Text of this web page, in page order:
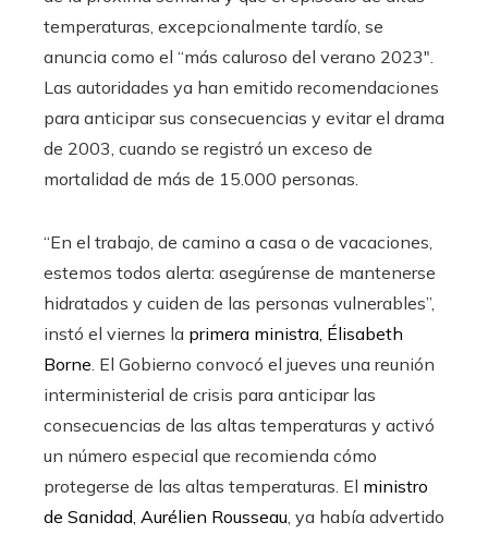
temperaturas, excepcionalmente tardío, se
anuncia como el “más caluroso del verano 2023″.
Las autoridades ya han emitido recomendaciones
para anticipar sus consecuencias y evitar el drama
de 2003, cuando se registró un exceso de
mortalidad de más de 15.000 personas.
“En el trabajo, de camino a casa o de vacaciones,
estemos todos alerta: asegúrense de mantenerse
hidratados y cuiden de las personas vulnerables”,
instó el viernes la primera ministra, Élisabeth
Borne . El Gobierno convocó el jueves una reunión
interministerial de crisis para anticipar las
consecuencias de las altas temperaturas y activó
un número especial que recomienda cómo
protegerse de las altas temperaturas. El ministro
de Sanidad, Aurélien Rousseau , ya había advertido